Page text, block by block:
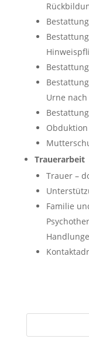
Urne
Obduktion
Trauerarbeit
Trauer –
Familie